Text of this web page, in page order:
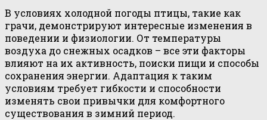
В условиях холодной погоды птицы, такие как
грачи, демонстрируют интересные изменения в
поведении и физиологии. От температуры
воздуха до снежных осадков – все эти факторы
влияют на их активность, поиски пищи и способы
сохранения энергии. Адаптация к таким
условиям требует гибкости и способности
изменять свои привычки для комфортного
существования в зимний период.